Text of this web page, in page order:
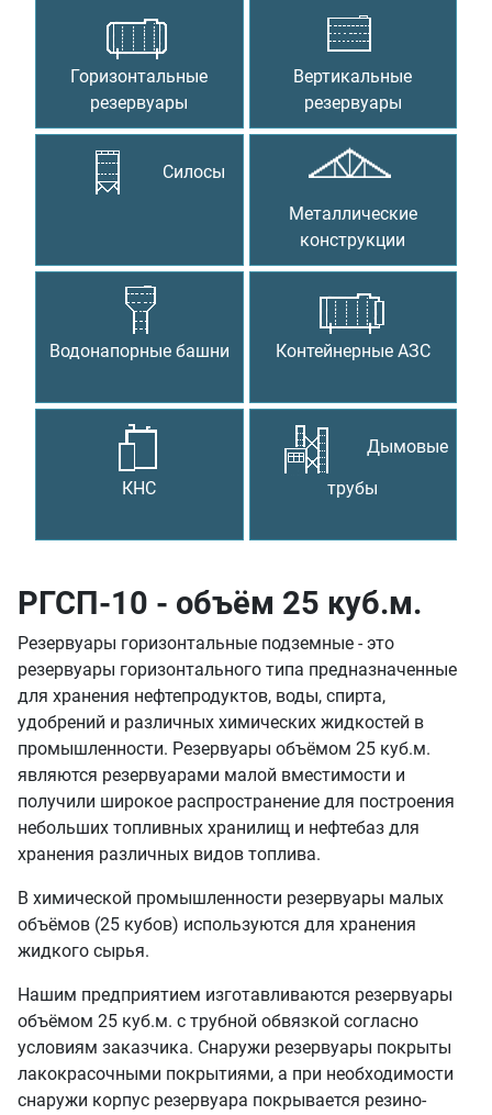
Горизонтальные
резервуары
Вертикальные
резервуары
Силосы
Металлические
конструкции
Водонапорные башни Контейнерные АЗС
КНС
Дымовые
трубы
РГСП-10 - объём 25 куб.м.
Резервуары горизонтальные подземные - это
резервуары горизонтального типа предназначенные
для хранения нефтепродуктов, воды, спирта,
удобрений и различных химических жидкостей в
промышленности. Резервуары объёмом 25 куб.м.
являются резервуарами малой вместимости и
получили широкое распространение для построения
небольших топливных хранилищ и нефтебаз для
хранения различных видов топлива.
В химической промышленности резервуары малых
объёмов (25 кубов) используются для хранения
жидкого сырья.
Нашим предприятием изготавливаются резервуары
объёмом 25 куб.м. с трубной обвязкой согласно
условиям заказчика. Снаружи резервуары покрыты
лакокрасочными покрытиями, а при необходимости
снаружи корпус резервуара покрывается резино-